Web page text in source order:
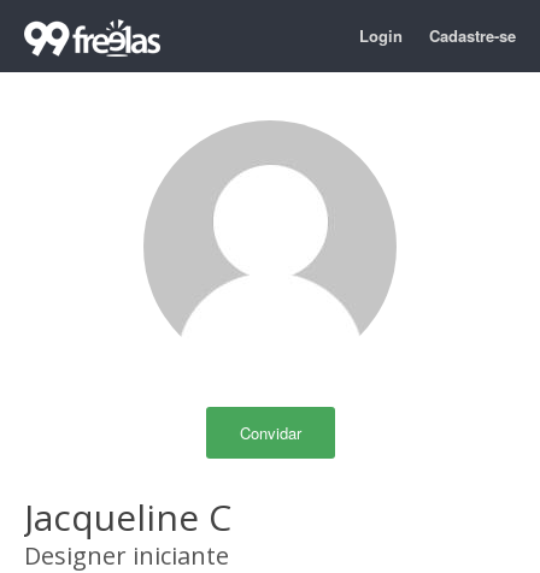
Login Cadastre-se
Convidar
Jacqueline C
Designer iniciante